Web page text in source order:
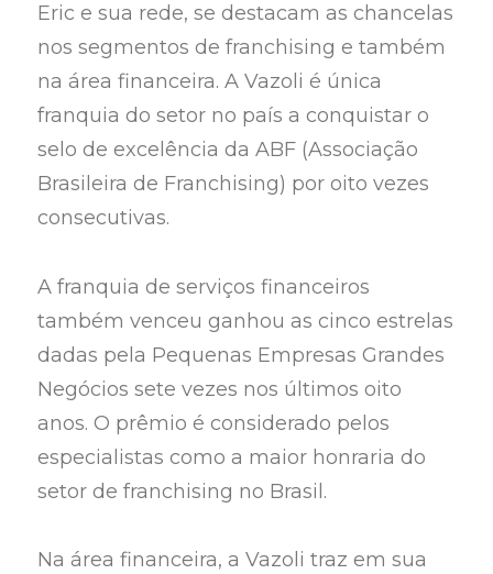
Eric e sua rede, se destacam as chancelas
nos segmentos de franchising e também
na área financeira. A Vazoli é única
franquia do setor no país a conquistar o
selo de excelência da ABF (Associação
Brasileira de Franchising) por oito vezes
consecutivas.
A franquia de serviços financeiros
também venceu ganhou as cinco estrelas
dadas pela Pequenas Empresas Grandes
Negócios sete vezes nos últimos oito
anos. O prêmio é considerado pelos
especialistas como a maior honraria do
setor de franchising no Brasil.
Na área financeira, a Vazoli traz em sua